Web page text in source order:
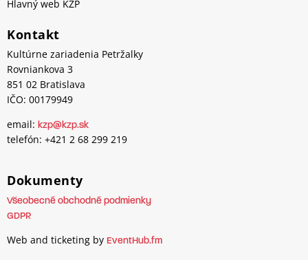
Hlavný web KZP
Kontakt
Kultúrne zariadenia Petržalky
Rovniankova 3
851 02 Bratislava
IČO: 00179949
email: kzp@kzp.sk
telefón: +421 2 68 299 219
Dokumenty
Všeobecné obchodné podmienky
GDPR
Web and ticketing by EventHub.fm